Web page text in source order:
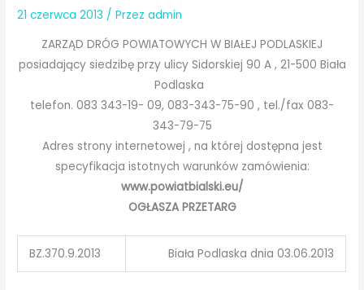
21 czerwca 2013 / Przezadmin
ZARZĄD DRÓG POWIATOWYCH W BIAŁEJ PODLASKIEJ
posiadający siedzibę przy ulicy Sidorskiej 90 A , 21-500 Biała
Podlaska
telefon. 083 343-19- 09, 083-343-75-90 , tel./fax 083-
343-79-75
Adres strony internetowej , na której dostępna jest
specyfikacja istotnych warunków zamówienia:
www.powiatbialski.eu/
OGŁASZA PRZETARG
BZ.370.9.2013 Biała Podlaska dnia 03.06.2013